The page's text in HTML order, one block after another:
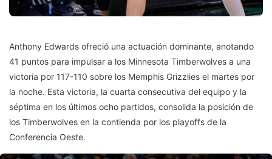
Anthony Edwards ofreció una actuación dominante, anotando
41 puntos para impulsar a los Minnesota Timberwolves a una
victoria por 117-110 sobre los Memphis Grizzlies el martes por
la noche. Esta victoria, la cuarta consecutiva del equipo y la
séptima en los últimos ocho partidos, consolida la posición de
los Timberwolves en la contienda por los playoffs de la
Conferencia Oeste.